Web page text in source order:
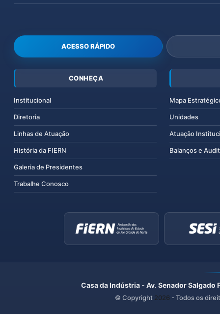
ACESSO RÁPIDO
CONHEÇA
Institucional
Diretoria
Linhas de Atuação
História da FIERN
Galeria de Presidentes
Trabalhe Conosco
Mapa
Unidades
Atuação
Balanços e
Casa da Indústria - Av. Senador
© Copyright 2026 - Todos os